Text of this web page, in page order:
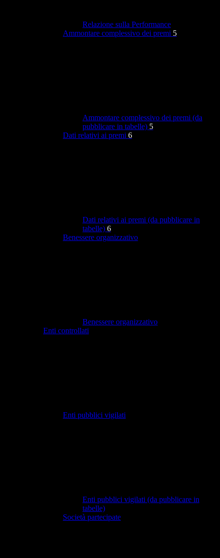
Relazione sulla Performance
Ammontare complessivo dei premi 5
Ammontare complessivo dei premi (da
pubblicare in tabelle) 5
Dati relativi ai premi 6
Dati relativi ai premi (da pubblicare in
tabelle) 6
Benessere organizzativo
Benessere organizzativo
Enti controllati
Enti pubblici vigilati
Enti pubblici vigilati (da pubblicare in
tabelle)
Società partecipate